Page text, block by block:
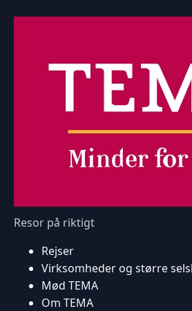
Resor på riktigt
Rejser
Virksomheder og større
Mød TEMA
Om TEMA